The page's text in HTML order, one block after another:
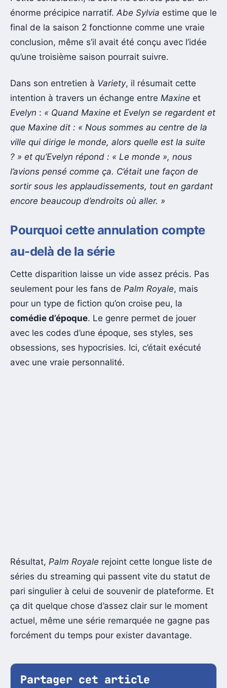
énorme précipice narratif.Abe Sylvia estime que le
final de la saison 2 fonctionne comme une vraie
conclusion, même s’il avait été conçu avec l’idée
qu’une troisième saison pourrait suivre.
Dans son entretien à Variety, il résumait cette
intention à travers un échange entre Maxine et
Evelyn : « Quand Maxine et Evelyn se regardent et
que Maxine dit : « Nous sommes au centre de la
ville qui dirige le monde, alors quelle est la suite
? » et qu’Evelyn répond : « Le monde », nous
l’avions pensé comme ça. C’était une façon de
sortir sous les applaudissements, tout en gardant
encore beaucoup d’endroits où aller. »
Pourquoi cette annulation compte
au-delà de la série
Cette disparition laisse un vide assez précis. Pas
seulement pour les fans de Palm Royale, mais
pour un type de fiction qu’on croise peu, la
comédie d’époque. Le genre permet de jouer
avec les codes d’une époque, ses styles, ses
obsessions, ses hypocrisies. Ici, c’était exécuté
avec une vraie personnalité.
Résultat, Palm Royale rejoint cette longue liste de
séries du streaming qui passent vite du statut de
pari singulier à celui de souvenir de plateforme. Et
ça dit quelque chose d’assez clair sur le moment
actuel, même une série remarquée ne gagne pas
forcément du temps pour exister davantage.
Partager cet article